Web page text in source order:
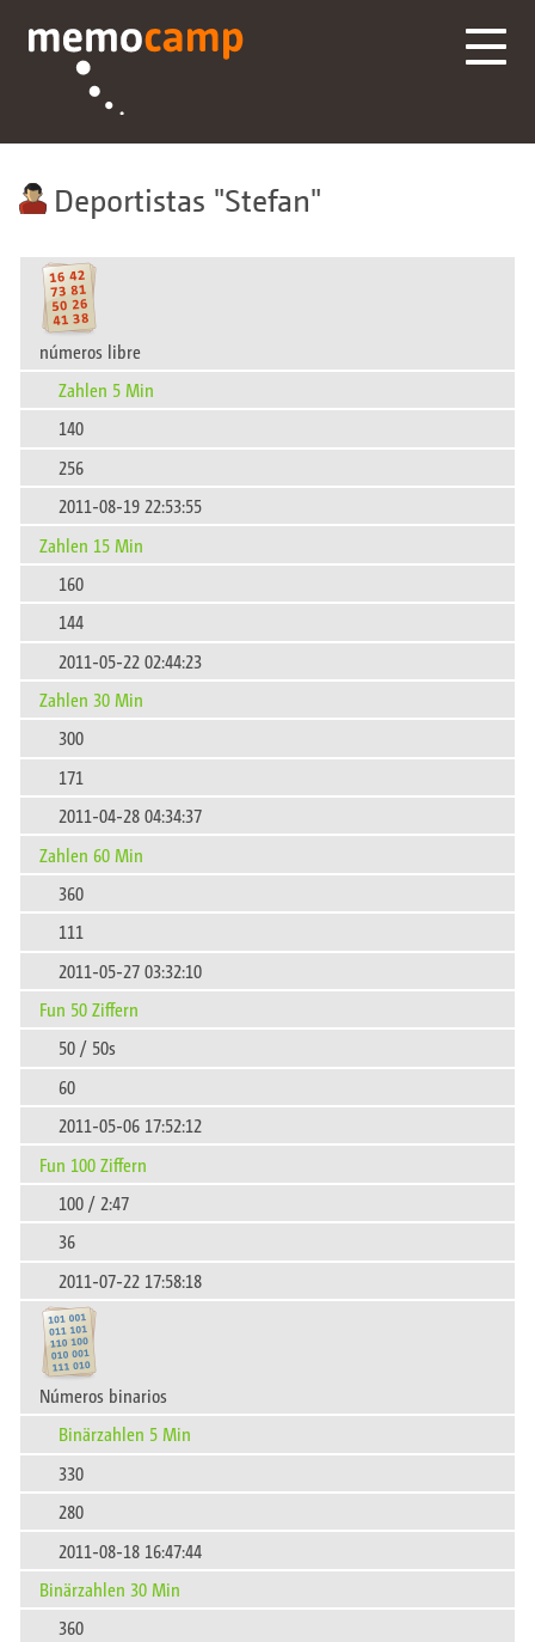
Deportistas Stefan
números libre
Zahlen 5 Min
140
256
2011-08-19 22:53:55
Zahlen 15 Min
160
144
2011-05-22 02:44:23
Zahlen 30 Min
300
171
2011-04-28 04:34:37
Zahlen 60 Min
360
111
2011-05-27 03:32:10
Fun 50 Ziffern
50 / 50s
60
2011-05-06 17:52:12
Fun 100 Ziffern
100 / 2:47
36
2011-07-22 17:58:18
Números binarios
Binärzahlen 5 Min
330
280
2011-08-18 16:47:44
Binärzahlen 30 Min
360